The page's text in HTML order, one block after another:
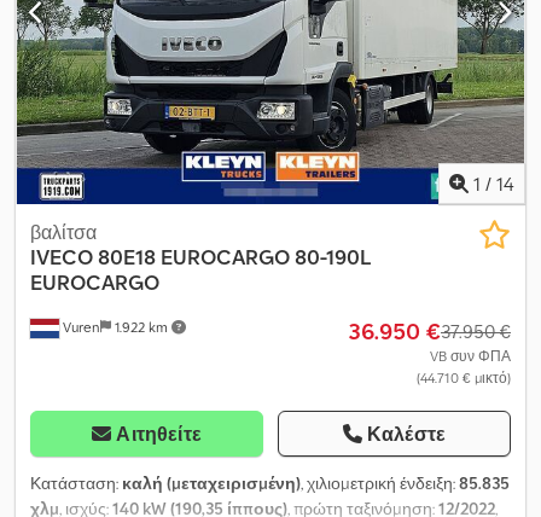
1 / 14
Vuren 1.922 km
βαλίτσα
IVECO80E18 EUROCARGO 80-190L
EUROCARGO
36.950 €37.950 €
VB συν ΦΠΑ
(44.710 € μικτό)
Αιτηθείτε Καλέστε
Κατάσταση: καλή (μεταχειρισμένη), χιλιομετρική ένδειξη:85.835
χλμ , ισχύς:140 kW (190,35 ίππους) , πρώτη ταξινόμηση:12/2022